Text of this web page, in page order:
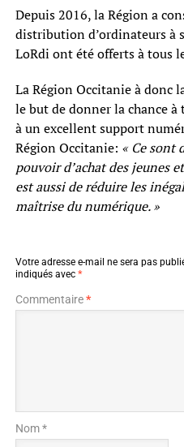
Depuis 2016, la Région a
distribution d’ordinateurs à
LoRdi ont été offerts à tous
La Région Occitanie à donc
le but de donner la chance à
à un excellent support
Région Occitanie: « Ce sont
pouvoir d’achat des jeunes
est aussi de réduire les
maîtrise du numérique. »
Votre adresse e-mail ne sera pas
indiqués avec *
Commentaire*
Nom *